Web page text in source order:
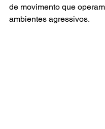
de movimento que
ambientes agressivos.